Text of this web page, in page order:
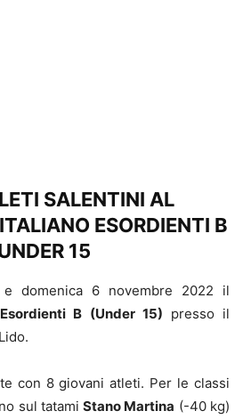
SALENTINI AL
ESORDIENTI B
15
6 novembre 2022 il
B (Under 15) presso il
con 8 giovani atleti. Per le classi
sul tatamiStano Martina (-40 kg)